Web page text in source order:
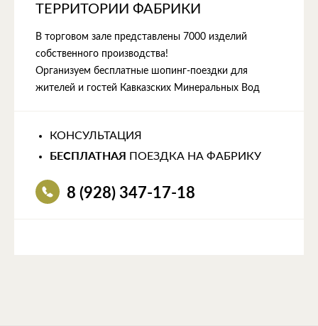
ТЕРРИТОРИИ ФАБРИКИ
В торговом зале представлены 7000 изделий
собственного производства!
Организуем бесплатные шопинг-поездки для
жителей и гостей Кавказских Минеральных Вод
КОНСУЛЬТАЦИЯ
БЕСПЛАТНАЯ ПОЕЗДКА НА ФАБРИКУ
8 (928) 347-17-18